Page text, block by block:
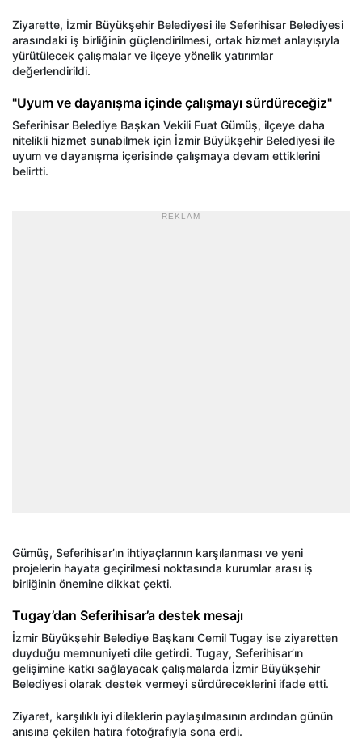
Ziyarette, İzmir Büyükşehir Belediyesi ile Seferihisar Belediyesi
arasındaki iş birliğinin güçlendirilmesi, ortak hizmet anlayışıyla
yürütülecek çalışmalar ve ilçeye yönelik yatırımlar
değerlendirildi.
"Uyum ve dayanışma içinde çalışmayı sürdüreceğiz"
Seferihisar Belediye Başkan Vekili Fuat Gümüş, ilçeye daha
nitelikli hizmet sunabilmek için İzmir Büyükşehir Belediyesi ile
uyum ve dayanışma içerisinde çalışmaya devam ettiklerini
belirtti.
- REKLAM -
Gümüş, Seferihisar’ın ihtiyaçlarının karşılanması ve yeni
projelerin hayata geçirilmesi noktasında kurumlar arası iş
birliğinin önemine dikkat çekti.
Tugay’dan Seferihisar’a destek mesajı
İzmir Büyükşehir Belediye Başkanı Cemil Tugay ise ziyaretten
duyduğu memnuniyeti dile getirdi. Tugay, Seferihisar’ın
gelişimine katkı sağlayacak çalışmalarda İzmir Büyükşehir
Belediyesi olarak destek vermeyi sürdüreceklerini ifade etti.
Ziyaret, karşılıklı iyi dileklerin paylaşılmasının ardından günün
anısına çekilen hatıra fotoğrafıyla sona erdi.